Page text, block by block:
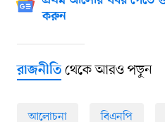
করুন
রাজনীতিথেকে আরও পড়ুন
আলোচনা বিএনপি